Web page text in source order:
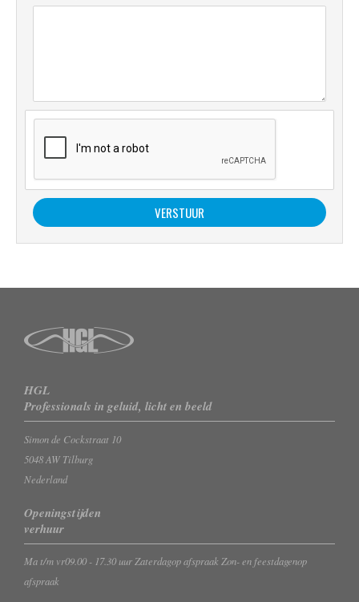
HGL
Professionals in geluid, licht en beeld
Simon de Cockstraat 10
5048 AW Tilburg
Nederland
Openingstijden
verhuur
Ma t/m vr09.00 - 17.30 uur Zaterdagop afspraak Zon- en feestdagenop
afspraak